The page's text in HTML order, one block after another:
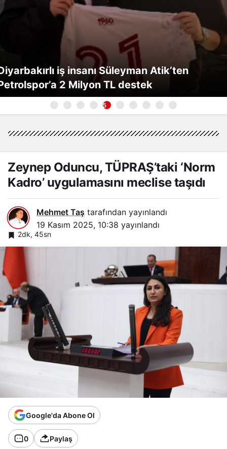
tüneli girişinde feci kaza: 12 yaralı
6
Zeynep Oduncu, TÜPRAŞ’taki ‘Norm
Kadro’ uygulamasını meclise taşıdı
Mehmet Taş tarafından yayınlandı
19 Kasım 2025, 10:38 yayınlandı
2dk, 45sn
Google'da Abone Ol
0 Paylaş